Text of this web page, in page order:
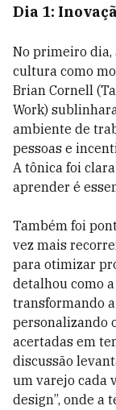
Dia 1:
No primeiro dia,
cultura como
Brian Cornell
Work)
ambiente de
pessoas e
A tônica foi
aprender é
Também foi
vez mais
para otimizar
detalhou como
transformando
personalizando
acertadas em
discussão
um varejo cada
design”, onde a